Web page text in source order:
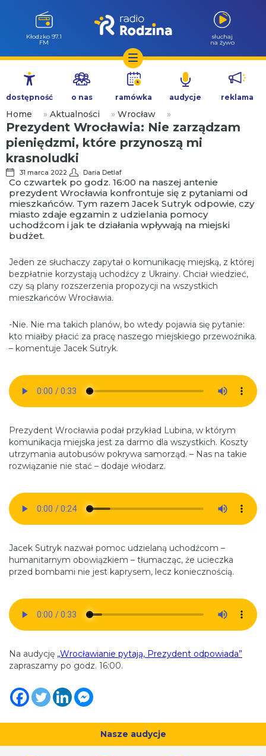
Przejdź
treści
Kłodzko 97.1
FM
słuchaj
na żywo
dostępność o nas ramówka audycje reklama
Home » Aktualności » Wrocław »
Prezydent Wrocławia: Nie zarządzam
pieniędzmi, które przynoszą mi
krasnoludki
31 marca 2022 Daria Detlaf
Co czwartek po godz. 16:00 na naszej antenie
prezydent Wrocławia konfrontuje się z pytaniami od
mieszkańców. Tym razem Jacek Sutryk odpowie, czy
miasto zdaje egzamin z udzielania pomocy
uchodźcom i jak te działania wpływają na miejski
budżet.
Jeden ze słuchaczy zapytał o komunikację miejską, z której
bezpłatnie korzystają uchodźcy z Ukrainy. Chciał wiedzieć,
czy są plany rozszerzenia propozycji na wszystkich
mieszkańców Wrocławia.
-Nie. Nie ma takich planów, bo wtedy pojawia się pytanie:
kto miałby płacić za pracę naszego miejskiego przewoźnika.
– komentuje Jacek Sutryk.
Prezydent Wrocławia podał przykład Lubina, w którym
komunikacja miejska jest za darmo dla wszystkich. Koszty
utrzymania autobusów pokrywa samorząd. – Nas na takie
rozwiązanie nie stać – dodaje włodarz.
Jacek Sutryk nazwał pomoc udzielaną uchodźcom –
humanitarnym obowiązkiem – tłumacząc, że ucieczka
przed bombami nie jest kaprysem, lecz koniecznością.
Na audycję „Wrocławianie pytają, Prezydent odpowiada”
zapraszamy po godz. 16:00.
Nasze audycje